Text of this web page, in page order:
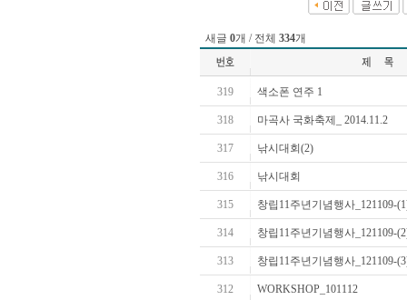
새글 0개 / 전체 334개
319 색소폰 연주 1
318 마곡사 국화축제_ 2014.11.2
317 낚시대회(2)
316 낚시대회
315 창립11주년기념행사_121109-
314 창립11주년기념행사_121109-
313 창립11주년기념행사_121109-
312 WORKSHOP_101112